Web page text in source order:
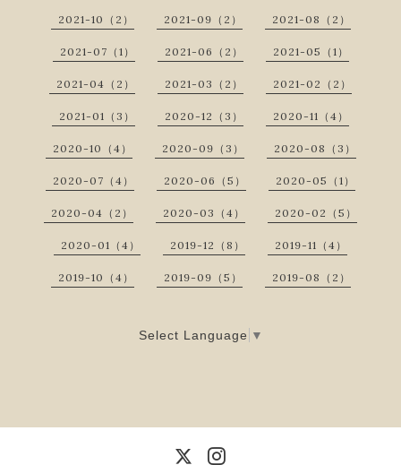
2021-10（2） 2021-09（2） 2021-08（2）
2021-07（1） 2021-06（2） 2021-05（1）
2021-04（2） 2021-03（2） 2021-02（2）
2021-01（3） 2020-12（3） 2020-11（4）
2020-10（4） 2020-09（3） 2020-08（3）
2020-07（4） 2020-06（5） 2020-05（1）
2020-04（2） 2020-03（4） 2020-02（5）
2020-01（4） 2019-12（8） 2019-11（4）
2019-10（4） 2019-09（5） 2019-08（2）
Select Language ▼